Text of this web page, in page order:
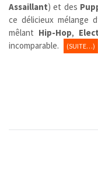
Assaillant) et des
ce délicieux mélange
mêlant Hip-Hop,
incomparable.
(SUITE…)